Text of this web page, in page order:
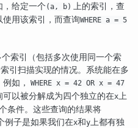
，给定一个 (a, b) 上的索引，查
使用该索引，而查询WHERE a = 5
索引（包括多次使用同一个索
引扫描实现的情况。系统能在多
如，
WHERE x = 42 OR x = 47
可以被分解成为四个独立的在x上
条件。这些查询的结果将
例子是如果我们在x和y上都有独